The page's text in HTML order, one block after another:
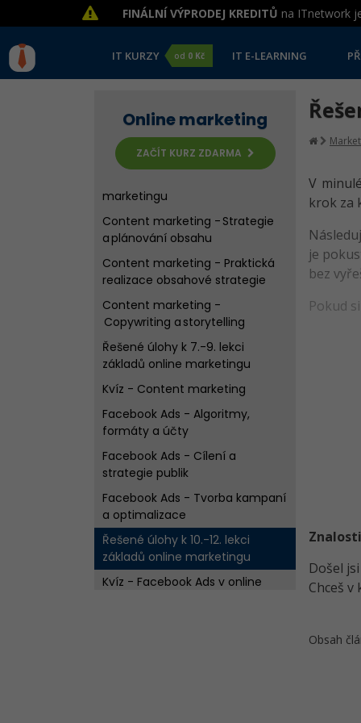
FINÁLNÍ VÝPRODEJ KREDITŮ na ITnetwork
IT KURZY od 0 Kč IT E-LEARNING
Online marketing
ZAČÍT KURZ ZDARMA
Kvíz - Úvod do online
marketingu a plánování
Branding - Identita značky
Branding - Značka jako systém
Řešené úlohy ke 4.-6. lekci
základů online marketingu
marketingu
Content marketing - Strategie
a plánování obsahu
Content marketing - Praktická
realizace obsahové strategie
Content marketing -
Copywriting a storytelling
Řešené úlohy k 7.-9. lekci
základů online marketingu
Kvíz - Content marketing
Facebook Ads - Algoritmy,
formáty a účty
Facebook Ads - Cílení a
strategie publik
Facebook Ads - Tvorba kampaní
a optimalizace
Řešené úlohy k 10.-12. lekci
základů online marketingu
Kvíz - Facebook Ads v online
V
krok za
je
bez
Pokud
Došel
Chceš
Obsah